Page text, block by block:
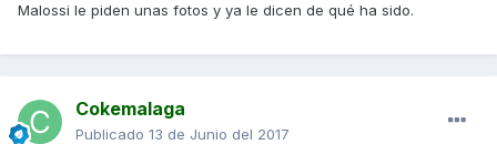
Malossi le piden unas fotos y ya le dicen de qué ha sido.
Cokemalaga
Publicado 13 de Junio del 2017